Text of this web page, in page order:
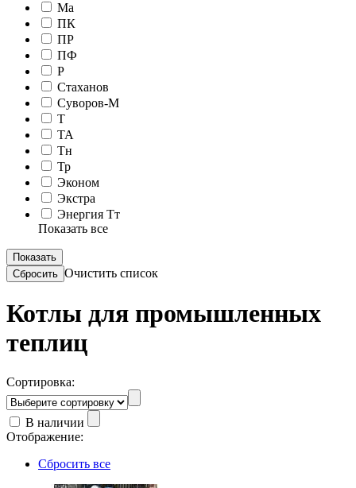
Ма
ПК
ПР
ПФ
Р
Стаханов
Суворов-М
Т
ТА
Тн
Тр
Эконом
Экстра
Энергия Тт
Показать все
Очистить список
Котлы для промышленных
теплиц
Сортировка:
В наличии
Отображение:
Сбросить все